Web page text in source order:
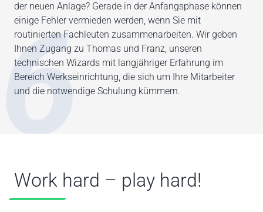
6
der neuen Anlage? Gerade in der Anfangsphase können
einige Fehler vermieden werden, wenn Sie mit
routinierten Fachleuten zusammenarbeiten. Wir geben
Ihnen Zugang zu Thomas und Franz, unseren
technischen Wizards mit langjähriger Erfahrung im
Bereich Werkseinrichtung, die sich um Ihre Mitarbeiter
und die notwendige Schulung kümmern.
Work hard – play hard!